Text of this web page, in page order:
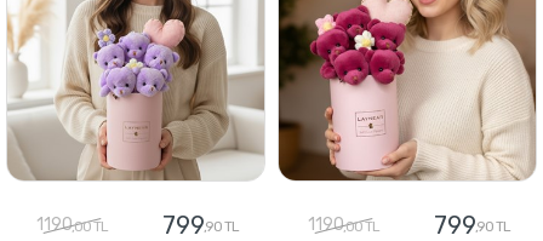
1190,00 TL 799,90 TL 1190,00 TL 799,90 TL